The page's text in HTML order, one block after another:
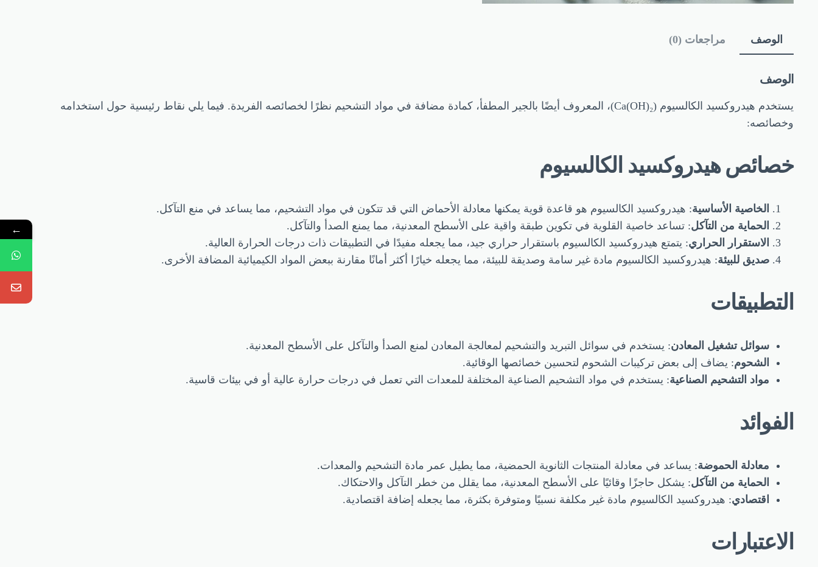
الوصف مراجعات (0)
الوصف
يستخدم هيدروكسيد الكالسيوم (Ca(OH)₂)، المعروف أيضًا بالجير المطفأ، كمادة مضافة في مواد التشحيم نظرًا لخصائصه الفريدة. فيما يلي نقاط رئيسية حول استخدامه
وخصائصه:
خصائص هيدروكسيد الكالسيوم
الخاصية الأساسية: هيدروكسيد الكالسيوم هو قاعدة قوية يمكنها معادلة الأحماض التي قد تتكون في مواد التشحيم، مما يساعد في منع التآكل.
الحماية من التآكل: تساعد خاصية القلوية في تكوين طبقة واقية على الأسطح المعدنية، مما يمنع الصدأ والتآكل.
الاستقرار الحراري: يتمتع هيدروكسيد الكالسيوم باستقرار حراري جيد، مما يجعله مفيدًا في التطبيقات ذات درجات الحرارة العالية.
صديق للبيئة: هيدروكسيد الكالسيوم مادة غير سامة وصديقة للبيئة، مما يجعله خيارًا أكثر أمانًا مقارنة ببعض المواد الكيميائية المضافة الأخرى.
التطبيقات
سوائل تشغيل المعادن: يستخدم في سوائل التبريد والتشحيم لمعالجة المعادن لمنع الصدأ والتآكل على الأسطح المعدنية.
الشحوم: يضاف إلى بعض تركيبات الشحوم لتحسين خصائصها الوقائية.
مواد التشحيم الصناعية: يستخدم في مواد التشحيم الصناعية المختلفة للمعدات التي تعمل في درجات حرارة عالية أو في بيئات قاسية.
الفوائد
معادلة الحموضة: يساعد في معادلة المنتجات الثانوية الحمضية، مما يطيل عمر مادة التشحيم والمعدات.
الحماية من التآكل: يشكل حاجزًا وقائيًا على الأسطح المعدنية، مما يقلل من خطر التآكل والاحتكاك.
اقتصادي: هيدروكسيد الكالسيوم مادة غير مكلفة نسبيًا ومتوفرة بكثرة، مما يجعله إضافة اقتصادية.
الاعتبارات
←